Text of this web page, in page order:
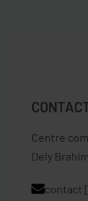
Centre
Dely
contact